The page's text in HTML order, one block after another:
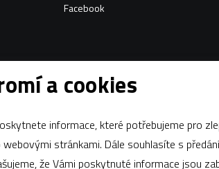
a cookies
informace, které potřebujeme pro
Dále souhlasíte s předáním údajů
že Vámi poskytnuté informace jsou
Facebook